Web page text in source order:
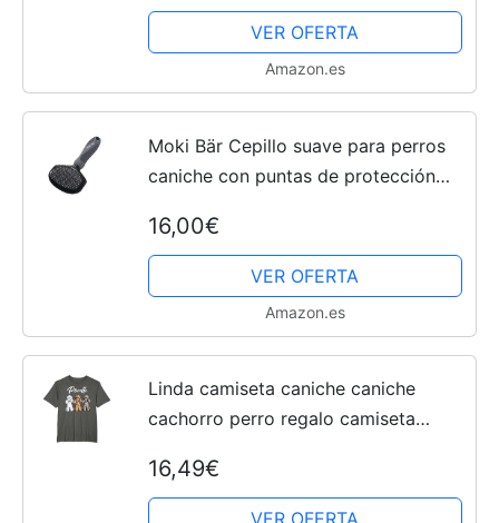
VER OFERTA
Amazon.es
Moki Bär Cepillo suave para perros
caniche con puntas de protección
para perros que no pierden pelo,
tamaño grande
16,00€
VER OFERTA
Amazon.es
Linda camiseta caniche caniche
cachorro perro regalo camiseta
16,49€